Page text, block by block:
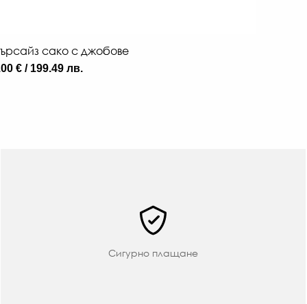
сако с джобове
€ / 199.49 лв.
Сигурно плащане